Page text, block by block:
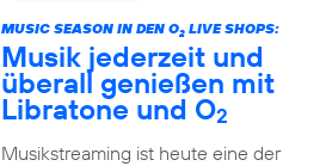
MUSIC SEASON IN DEN O2LIVE SHOPS:
Musik jederzeit und
überall genießen mit
Libratone und O2
Musikstreaming ist heute eine der